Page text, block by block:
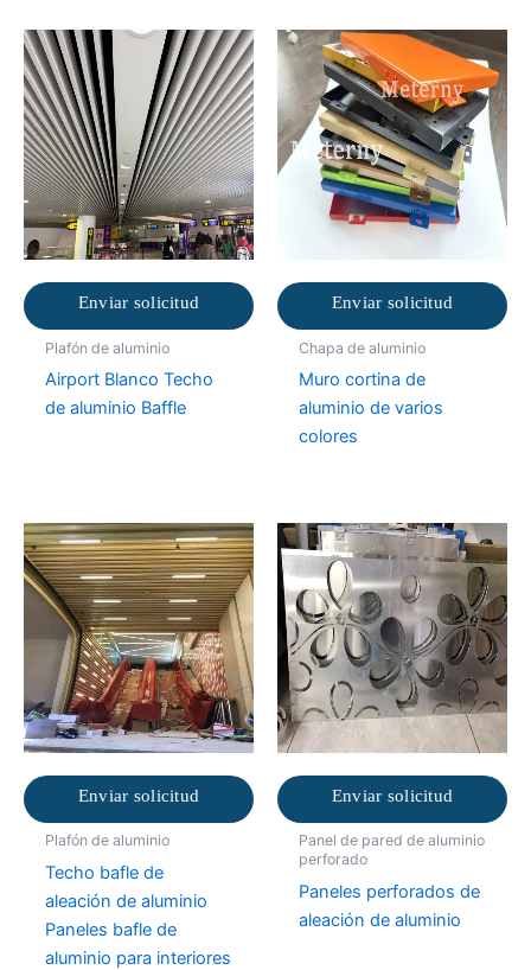
Enviar solicitud
Plafón de aluminio
Airport Blanco Techo
de aluminio Baffle
Enviar solicitud
Chapa de aluminio
Muro cortina de
aluminio de varios
colores
Enviar solicitud
Plafón de aluminio
Techo bafle de
aleación de aluminio
Paneles bafle de
aluminio para interiores
Enviar solicitud
Panel de pared de aluminio
perforado
Paneles perforados de
aleación de aluminio